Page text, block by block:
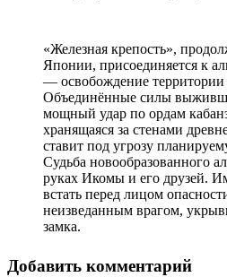
«Железная крепость», продолжая свой путь по
Японии, присоединяется к
— освобождение территории
Объединённые силы
мощный удар по ордам
хранящаяся за стенами
ставит под угрозу
Судьба новообразованного
руках Икомы и его друзей.
встать перед лицом
неизведанным врагом,
замка.
Добавить комментарий